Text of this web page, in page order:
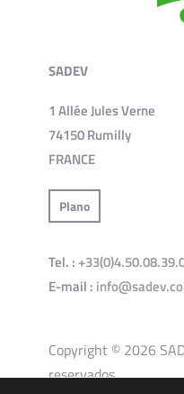
SADEV
1 Allée Jules Verne
74150 Rumilly
FRANCE
Plano
Tel. :
E-mail :
Copyright © 2026
reservados.